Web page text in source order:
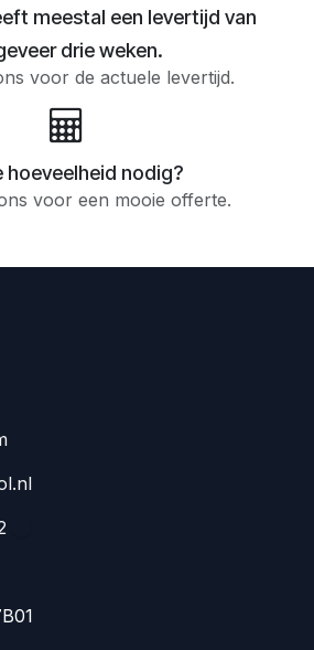
meestal een levertijd van
drie weken.
voor de actuele levertijd.
hoeveelheid nodig?
voor een mooie offerte.